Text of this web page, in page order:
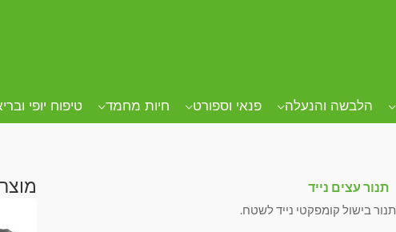
הלבשה והנעלה פנאי וספורט חיות מחמד טיפוח יופי
תנור עצים נייד
תנור בישול קומפקטי נייד לשטח.